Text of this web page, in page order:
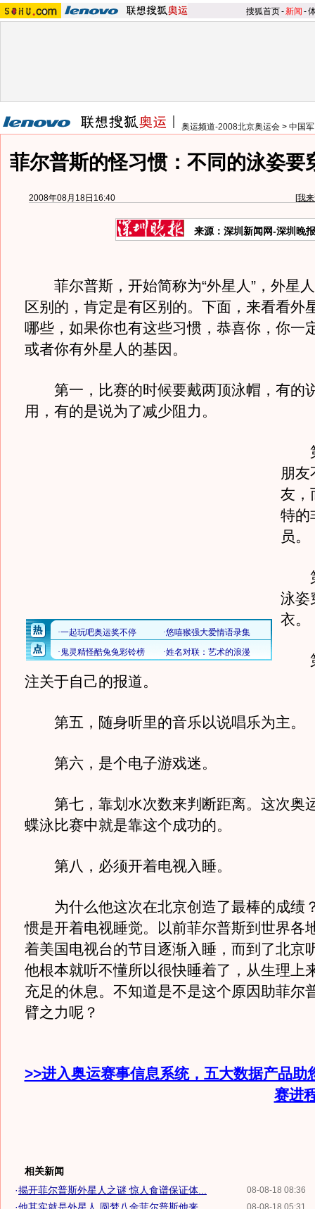
搜狐首页-新闻 -
奥运频道-2008北京奥运会 > 中国
菲尔普斯的怪习惯：不同的泳姿要
2008年08月18日16:40 [我
来源：深圳新闻网-深圳晚报
菲尔普斯，开始简称为“外星人”，外星
区别的，肯定是有区别的。下面，来看看外
哪些，如果你也有这些习惯，恭喜你，你一
或者你有外星人的基因。
第一，比赛的时候要戴两顶泳帽，有的
用，有的是说为了减少阻力。
第
朋友
友，
特的
员。
第
泳姿
衣。
第
注关于自己的报道。
第五，随身听里的音乐以说唱乐为主。
第六，是个电子游戏迷。
第七，靠划水次数来判断距离。这次奥
蝶泳比赛中就是靠这个成功的。
第八，必须开着电视入睡。
为什么他这次在北京创造了最棒的成绩
惯是开着电视睡觉。以前菲尔普斯到世界各
着美国电视台的节目逐渐入睡，而到了北京
他根本就听不懂所以很快睡着了，从生理上
充足的休息。不知道是不是这个原因助菲尔
臂之力呢？
>>进入奥运赛事信息系统，五大数据产品助
赛进
相关新闻
08-08-18 08:36
·揭开菲尔普斯外星人之谜 惊人食谱保证体...
08-08-18 05:31